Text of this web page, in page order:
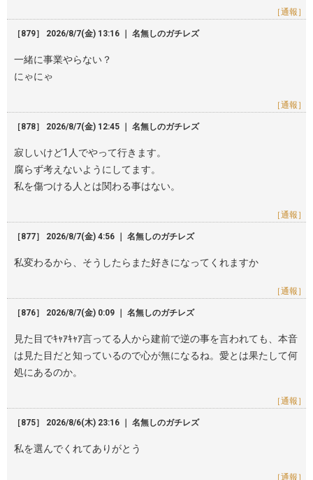
［通報］
［879］ 2026/8/7(金) 13:16 ｜ 名無しのガチレズ
一緒に事業やらない？
にゃにゃ
［通報］
［878］ 2026/8/7(金) 12:45 ｜ 名無しのガチレズ
寂しいけど1人でやって行きます。
腐らず考えないようにしてます。
私を傷つける人とは関わる事はない。
［通報］
［877］ 2026/8/7(金) 4:56 ｜ 名無しのガチレズ
私変わるから、そうしたらまた好きになってくれますか
［通報］
［876］ 2026/8/7(金) 0:09 ｜ 名無しのガチレズ
見た目でｷｬｱｷｬｱ言ってる人から建前で逆の事を言われても、本音
は見た目だと知っているので心が無になるね。愛とは果たして何
処にあるのか。
［通報］
［875］ 2026/8/6(木) 23:16 ｜ 名無しのガチレズ
私を選んでくれてありがとう
［通報］